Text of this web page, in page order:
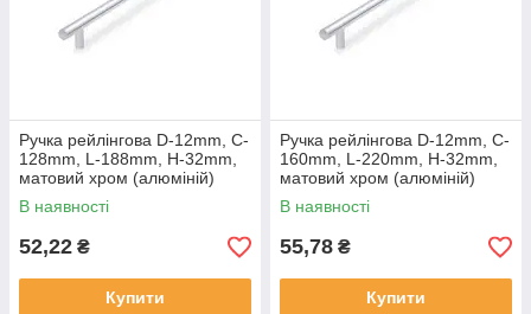
Ручка рейлінгова D-12mm, C-
128mm, L-188mm, H-32mm,
матовий хром (алюміній)
В наявності
52,22 ₴
Купити
Ручка рейлінгова D-12mm, C-
160mm, L-220mm, H-32mm,
матовий хром (алюміній)
В наявності
55,78 ₴
Купити